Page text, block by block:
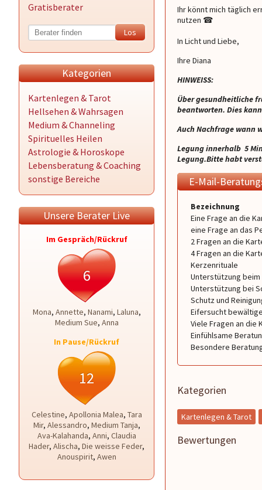
Gratisberater
Kategorien
Kartenlegen & Tarot
Hellsehen & Wahrsagen
Medium & Channeling
Spirituelles Heilen
Astrologie & Horoskope
Lebensberatung & Coaching
sonstige Bereiche
Unsere Berater Live
Im Gespräch/Rückruf
6
Mona, Annette, Nanami, Laluna,
Medium Sue, Anna
In Pause/Rückruf
12
Celestine, Apollonia Malea, Tara
Mir, Alessandro, Medium Tanja,
Ava-Kalahanda, Anni, Claudia
Hader, Alischa, Die weisse Feder,
Anouspirit, Awen
Ihr könnt mich täglich
nutzen ☎ ️
In Licht und Liebe,
Ihre Diana
HINWEISS:
Über gesundheitliche
beantworten. Dies
Auch Nachfrage wann
Legung innerhalb 5
Legung.Bitte habt
E-Mail-
Bezeichnung
Eine Frage an die
eine Frage an das
2 Fragen an die
4 Fragen an die
Kerzenrituale
Unterstützung
Unterstützung bei
Schutz und
Eifersucht
Viele Fragen an die
Einfühlsame
Besondere
Kategorien
Kartenlegen & Tarot
Bewertungen